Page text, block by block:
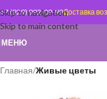
Skip to navigation
Skip to main content
+7 (929) 992-09-99Доставка
МЕНЮ
Главная/Живые цветы